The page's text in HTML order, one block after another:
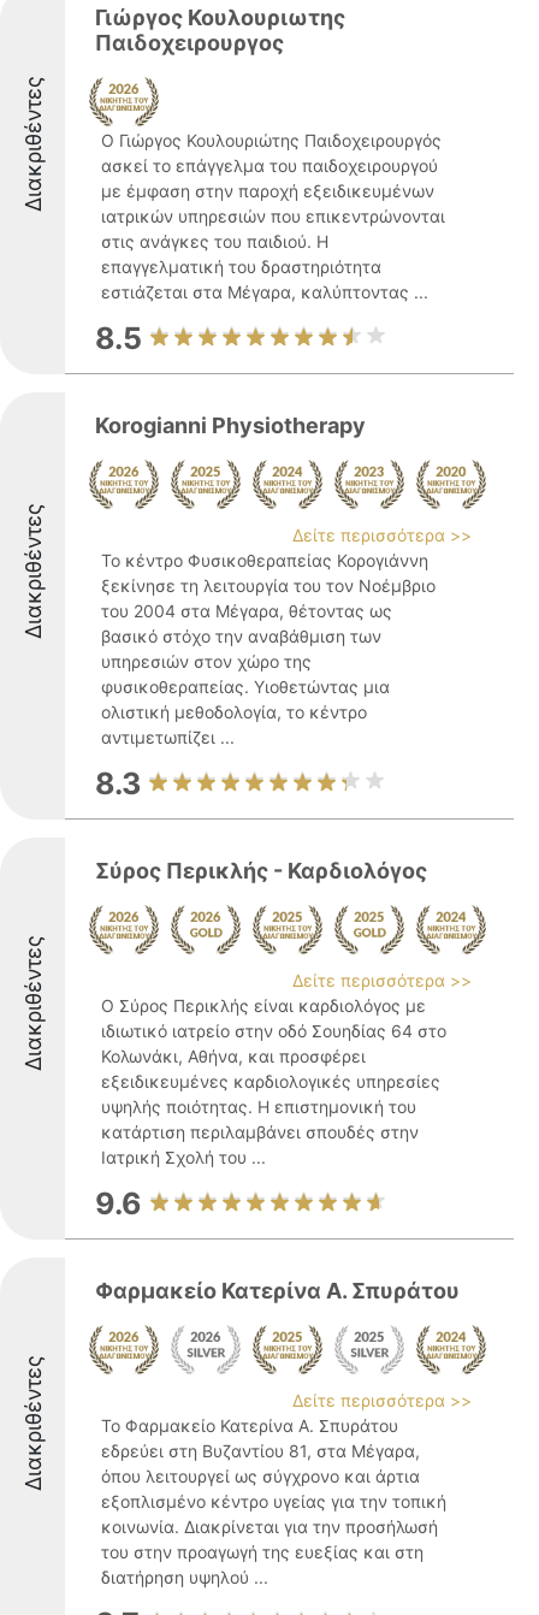
Διακριθέντες
Γιώργος Κουλουριωτης
Παιδοχειρουργος
Ο Γιώργος Κουλουριώτης Παιδοχειρουργός
ασκεί το επάγγελμα του παιδοχειρουργού
με έμφαση στην παροχή εξειδικευμένων
ιατρικών υπηρεσιών που επικεντρώνονται
στις ανάγκες του παιδιού. Η
επαγγελματική του δραστηριότητα
εστιάζεται στα Μέγαρα, καλύπτοντας ...
8.5
Διακριθέντες
Korogianni Physiotherapy
Δείτε περισσότερα >>
Το κέντρο Φυσικοθεραπείας Κορογιάννη
ξεκίνησε τη λειτουργία του τον Νοέμβριο
του 2004 στα Μέγαρα, θέτοντας ως
βασικό στόχο την αναβάθμιση των
υπηρεσιών στον χώρο της
φυσικοθεραπείας. Υιοθετώντας μια
ολιστική μεθοδολογία, το κέντρο
αντιμετωπίζει ...
8.3
Διακριθέντες
Σύρος Περικλής - Καρδιολόγος
Δείτε περισσότερα >>
Ο Σύρος Περικλής είναι καρδιολόγος με
ιδιωτικό ιατρείο στην οδό Σουηδίας 64 στο
Κολωνάκι, Αθήνα, και προσφέρει
εξειδικευμένες καρδιολογικές υπηρεσίες
υψηλής ποιότητας. Η επιστημονική του
κατάρτιση περιλαμβάνει σπουδές στην
Ιατρική Σχολή του ...
9.6
Διακριθέντες
Φαρμακείο Κατερίνα Α. Σπυράτου
Δείτε περισσότερα >>
Το Φαρμακείο Κατερίνα Α. Σπυράτου
εδρεύει στη Βυζαντίου 81, στα Μέγαρα,
όπου λειτουργεί ως σύγχρονο και άρτια
εξοπλισμένο κέντρο υγείας για την τοπική
κοινωνία. Διακρίνεται για την προσήλωσή
του στην προαγωγή της ευεξίας και στη
διατήρηση υψηλού ...